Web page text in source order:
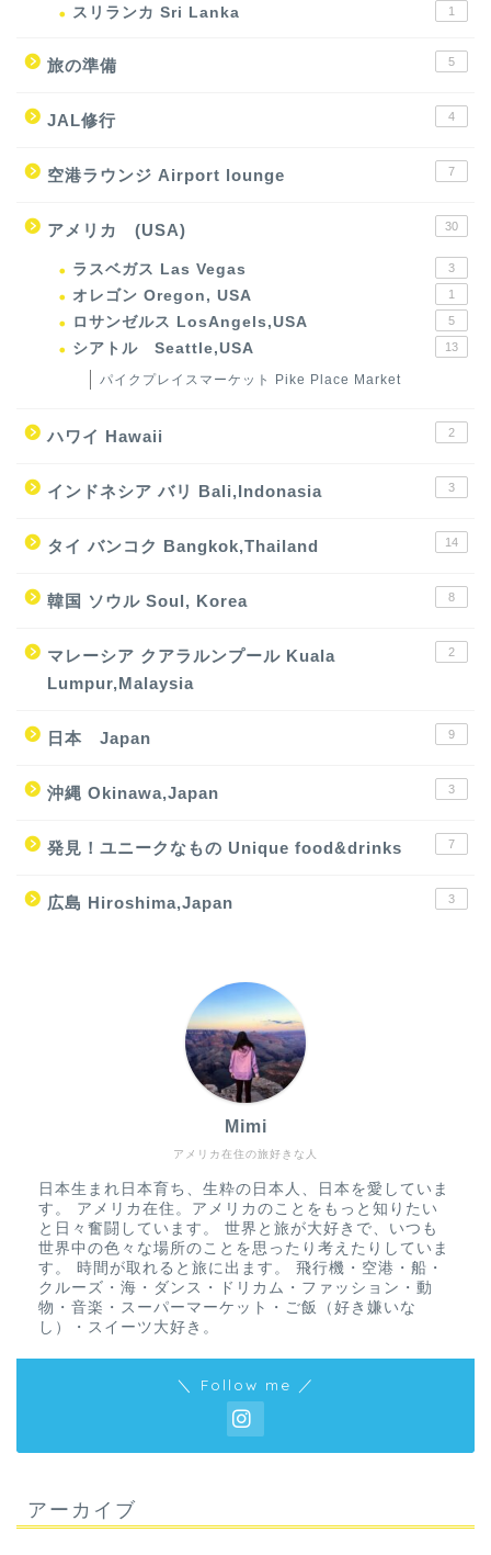
スリランカ Sri Lanka 1
旅の準備 5
JAL修行 4
空港ラウンジ Airport lounge 7
アメリカ (USA) 30
ラスベガス Las Vegas 3
オレゴン Oregon, USA 1
ロサンゼルス LosAngels,USA 5
シアトル Seattle,USA 13
パイクプレイスマーケット Pike Place Market
ハワイ Hawaii 2
インドネシア バリ Bali,Indonasia 3
タイ バンコク Bangkok,Thailand 14
韓国 ソウル Soul, Korea 8
マレーシア クアラルンプール Kuala
Lumpur,Malaysia
2
日本 Japan 9
沖縄 Okinawa,Japan 3
発見！ユニークなもの Unique food&drinks 7
広島 Hiroshima,Japan 3
アメリカ在住の旅好きな人
Mimi
日本生まれ日本育ち、生粋の日本人、日本を愛していま
す。 アメリカ在住。アメリカのことをもっと知りたい
と日々奮闘しています。 世界と旅が大好きで、いつも
世界中の色々な場所のことを思ったり考えたりしていま
す。 時間が取れると旅に出ます。 飛行機・空港・船・
クルーズ・海・ダンス・ドリカム・ファッション・動
物・音楽・スーパーマーケット・ご飯（好き嫌いな
し）・スイーツ大好き。
＼ Follow me ／
アーカイブ